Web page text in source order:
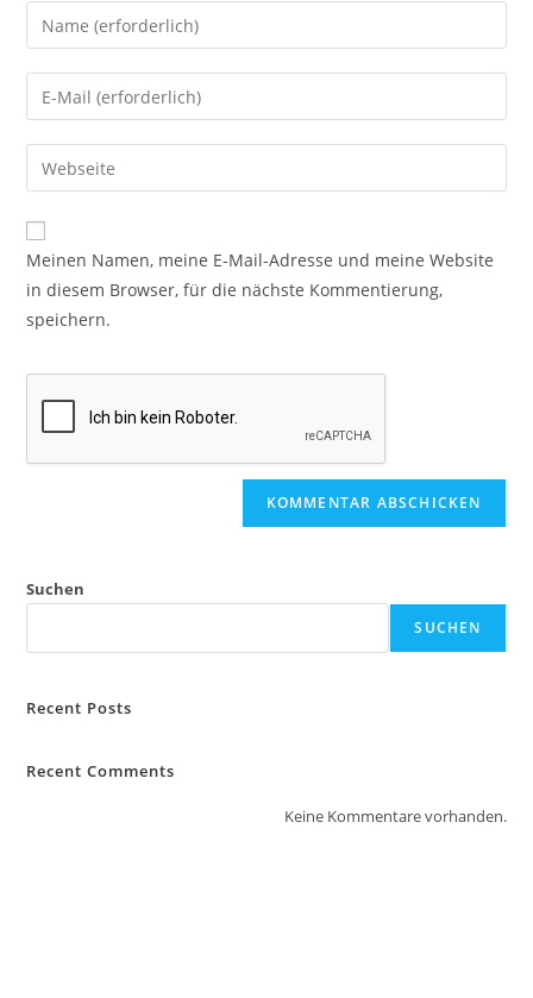
Meinen Namen, meine E-Mail-Adresse und meine Website
in diesem Browser, für die nächste Kommentierung,
speichern.
Suchen
SUCHEN
Recent Posts
Recent Comments
Keine Kommentare vorhanden.